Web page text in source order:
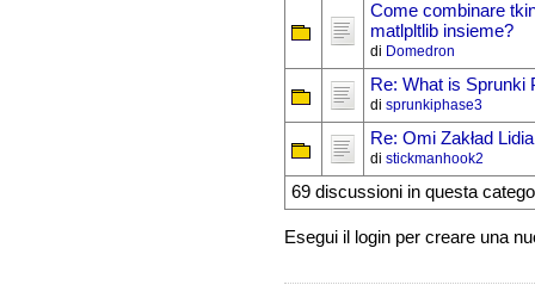
Come combinare
matlpltlib insieme?
di Domedron
Re: What is Sprunki
di sprunkiphase3
Re: Omi Zakład
di stickmanhook2
69 discussioni in questa
Esegui il login per creare una